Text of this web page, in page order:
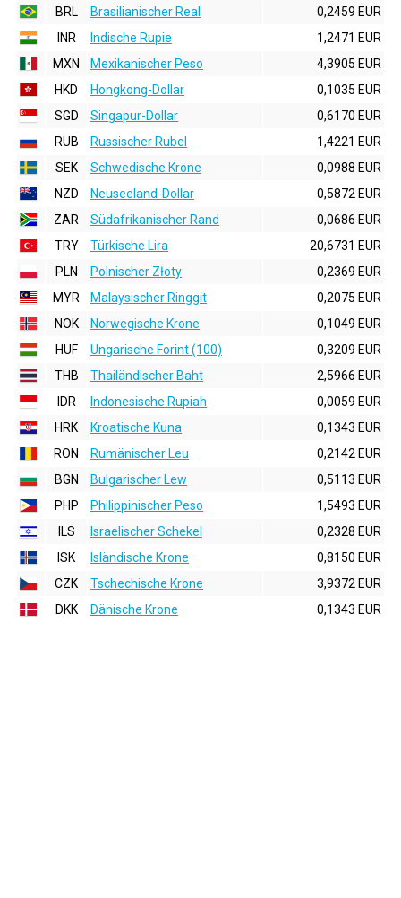
BRL
Brasilianischer Real
0,2459 EUR
INR
Indische Rupie
1,2471 EUR
MXN
Mexikanischer Peso
4,3905 EUR
HKD
Hongkong-Dollar
0,1035 EUR
SGD
Singapur-Dollar
0,6170 EUR
RUB
Russischer Rubel
1,4221 EUR
SEK
Schwedische Krone
0,0988 EUR
NZD
Neuseeland-Dollar
0,5872 EUR
ZAR
Südafrikanischer Rand
0,0686 EUR
TRY
Türkische Lira
20,6731 EUR
PLN
Polnischer Złoty
0,2369 EUR
MYR
Malaysischer Ringgit
0,2075 EUR
NOK
Norwegische Krone
0,1049 EUR
HUF
Ungarische Forint (100)
0,3209 EUR
THB
Thailändischer Baht
2,5966 EUR
IDR
Indonesische Rupiah
0,0059 EUR
HRK
Kroatische Kuna
0,1343 EUR
RON
Rumänischer Leu
0,2142 EUR
BGN
Bulgarischer Lew
0,5113 EUR
PHP
Philippinischer Peso
1,5493 EUR
ILS
Israelischer Schekel
0,2328 EUR
ISK
Isländische Krone
0,8150 EUR
CZK
Tschechische Krone
3,9372 EUR
DKK
Dänische Krone 0,1343 EUR